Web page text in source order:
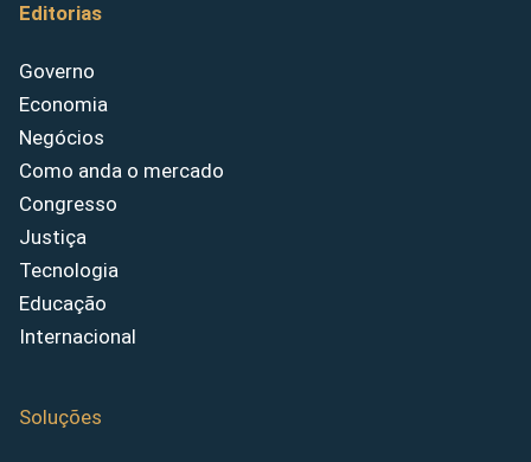
Editorias
Governo
Economia
Negócios
Como anda o mercado
Congresso
Justiça
Tecnologia
Educação
Internacional
Soluções